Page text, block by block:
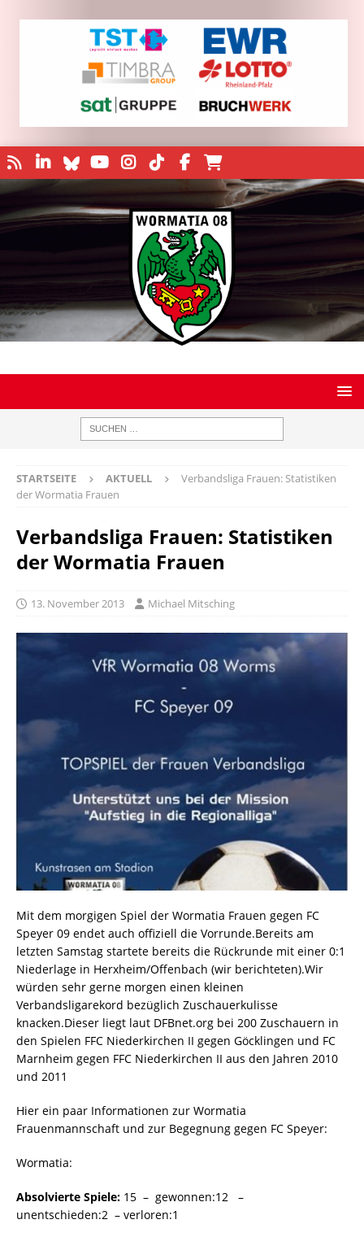
STARTSEITE AKTUELL
Verbandsliga Frauen: Statistiken
der Wormatia Frauen
Verbandsliga Frauen: Statistiken
der Wormatia Frauen
13. November 2013 Michael Mitsching
Mit dem morgigen Spiel der Wormatia Frauen gegen FC
Speyer 09 endet auch offiziell die Vorrunde.Bereits am
letzten Samstag startete bereits die Rückrunde mit einer 0:1
Niederlage in Herxheim/Offenbach (wir berichteten).Wir
würden sehr gerne morgen einen kleinen
Verbandsligarekord bezüglich Zuschauerkulisse
knacken.Dieser liegt laut DFBnet.org bei 200 Zuschauern in
den Spielen FFC Niederkirchen II gegen Göcklingen und FC
Marnheim gegen FFC Niederkirchen II aus den Jahren 2010
und 2011
Hier ein paar Informationen zur Wormatia
Frauenmannschaft und zur Begegnung gegen FC Speyer:
Wormatia:
Absolvierte Spiele: 15 – gewonnen:12 –
unentschieden:2 – verloren:1